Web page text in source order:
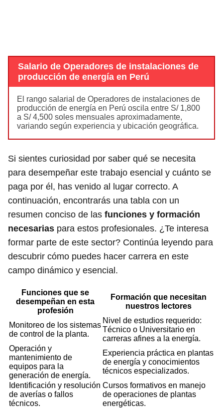
Salario de Operadores de instalaciones de
producción de energía en Perú
El rango salarial de Operadores de instalaciones de
producción de energía en Perú oscila entre S/ 1,800
a S/ 4,500 soles mensuales aproximadamente,
variando según experiencia y ubicación geográfica.
Si sientes curiosidad por saber qué se necesita
para desempeñar este trabajo esencial y cuánto se
paga por él, has venido al lugar correcto. A
continuación, encontrarás una tabla con un
resumen conciso de las funciones y formación
necesarias para estos profesionales. ¿Te interesa
formar parte de este sector? Continúa leyendo para
descubrir cómo puedes hacer carrera en este
campo dinámico y esencial.
Funciones que se
desempeñan en esta
profesión
Formación que necesitan
nuestros lectores
Monitoreo de los sistemas
de control de la planta.
Nivel de estudios requerido:
Técnico o Universitario en
carreras afines a la energía.
Operación y
mantenimiento de
equipos para la
generación de energía.
Experiencia práctica en plantas
de energía y conocimientos
técnicos especializados.
Identificación y resolución
de averías o fallos
técnicos.
Cursos formativos en manejo
de operaciones de plantas
energéticas.